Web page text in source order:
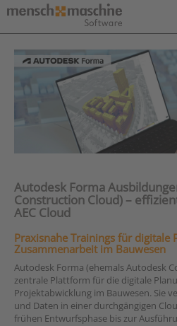
Autodesk Forma
Construction Cloud) –
AEC Cloud
Praxisnahe Trainings für digitale
Zusammenarbeit im Bauwesen
Autodesk Forma (ehemals Autodesk
zentrale Plattform für die digitale
Projektabwicklung im Bauwesen. Sie
und Daten in einer durchgängigen
frühen Entwurfsphase bis zur